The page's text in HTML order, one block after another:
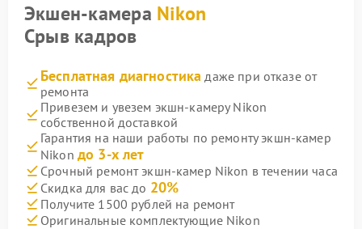
Экшен-камера Nikon
Срыв кадров
Бесплатная диагностика даже при отказе от
ремонта
Привезем и увезем экшн-камеру Nikon
собственной доставкой
Гарантия на наши работы по ремонту экшн-камер
Nikon до 3-х лет
Срочный ремонт экшн-камер Nikon в течении часа
Скидка для вас до 20%
Получите 1500 рублей на ремонт
Оригинальные комплектующие Nikon